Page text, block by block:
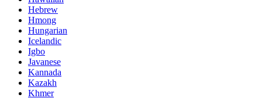
Hebrew
Hmong
Hungarian
Icelandic
Igbo
Javanese
Kannada
Kazakh
Khmer